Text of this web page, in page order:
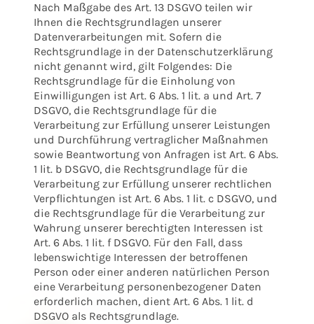
Nach Maßgabe des Art. 13 DSGVO teilen wir
Ihnen die Rechtsgrundlagen unserer
Datenverarbeitungen mit. Sofern die
Rechtsgrundlage in der Datenschutzerklärung
nicht genannt wird, gilt Folgendes: Die
Rechtsgrundlage für die Einholung von
Einwilligungen ist Art. 6 Abs. 1 lit. a und Art. 7
DSGVO, die Rechtsgrundlage für die
Verarbeitung zur Erfüllung unserer Leistungen
und Durchführung vertraglicher Maßnahmen
sowie Beantwortung von Anfragen ist Art. 6 Abs.
1 lit. b DSGVO, die Rechtsgrundlage für die
Verarbeitung zur Erfüllung unserer rechtlichen
Verpflichtungen ist Art. 6 Abs. 1 lit. c DSGVO, und
die Rechtsgrundlage für die Verarbeitung zur
Wahrung unserer berechtigten Interessen ist
Art. 6 Abs. 1 lit. f DSGVO. Für den Fall, dass
lebenswichtige Interessen der betroffenen
Person oder einer anderen natürlichen Person
eine Verarbeitung personenbezogener Daten
erforderlich machen, dient Art. 6 Abs. 1 lit. d
DSGVO als Rechtsgrundlage.